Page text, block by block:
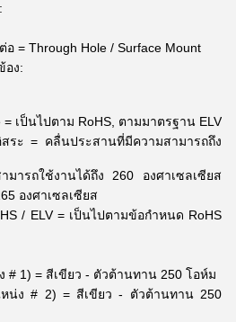
= Through Hole / Surface Mount
อง:
= เป็นไปตาม RoHS, ตามมาตรฐาน ELV
ระ = คลื่นประสานที่มีความสามารถถึง
มารถใช้งานได้ถึง 260 องศาเซลเซียส
องศาเซลเซียส
/ ELV = เป็นไปตามข้อกำหนด RoHS
# 1) = สีเขียว - ตัวต้านทาน 250 โอห์ม
น่ง # 2) = สีเขียว - ตัวต้านทาน 250